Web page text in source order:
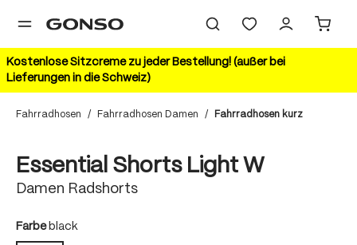
springen
Kostenlose Sitzcreme zu jeder Bestellung! (außer bei
Lieferungen in die Schweiz)
Fahrradhosen / Fahrradhosen Damen / Fahrradhosen kurz
Essential Shorts Light W
Damen Radshorts
Farbeauswählen
black